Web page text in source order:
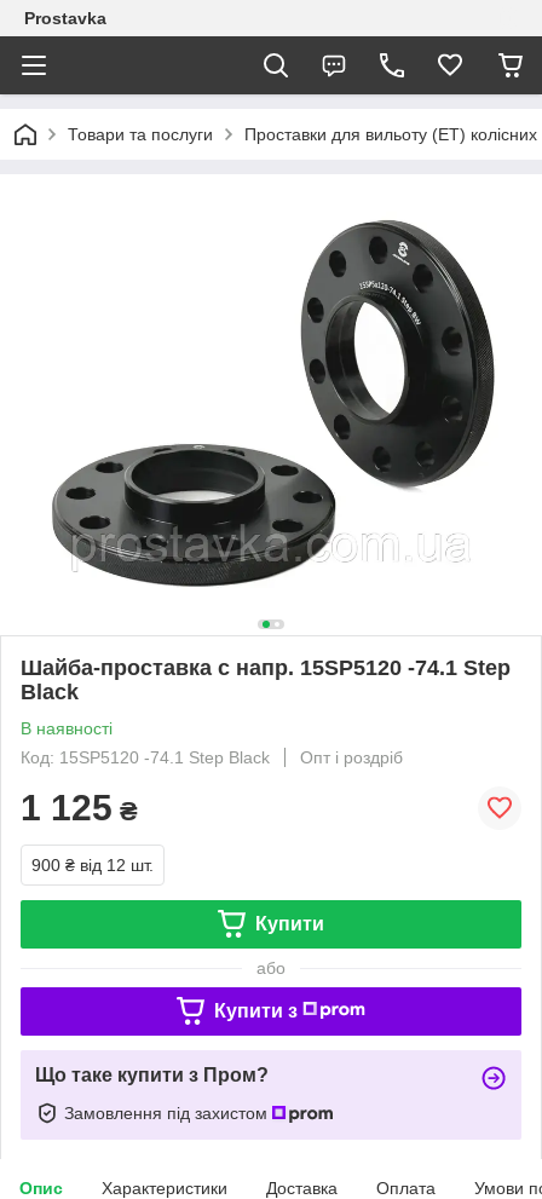
Prostavka
Товари та послуги Проставки для вильоту (ЕТ) колісних
Шайба-проставка с напр. 15SP5120 -74.1 Step
Black
В наявності
Код: 15SP5120 -74.1 Step Black
Опт і роздріб
1 125 ₴
900 ₴ від 12 шт.
Купити
або
Купити з
Що таке купити з Пром?
Замовлення під захистом
Опис Характеристики Доставка Оплата Умови